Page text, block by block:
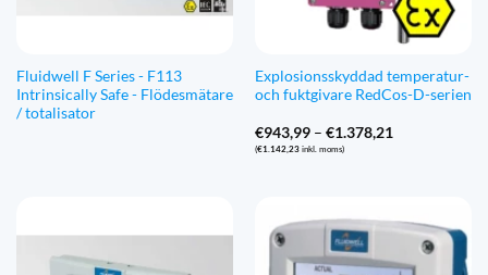
Fluidwell F Series - F113
Intrinsically Safe - Flödesmätare
/ totalisator
Explosionsskyddad temperatur-
och fuktgivare RedCos-D-serien
€943,99 – €1.378,21
(€1.142,23inkl. moms)